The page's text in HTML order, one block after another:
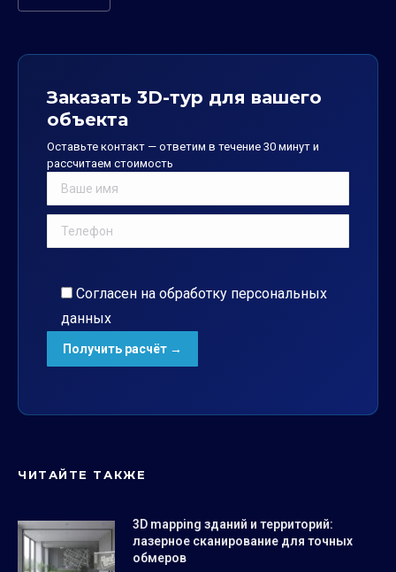
Заказать 3D-тур для вашего
объекта
Оставьте контакт — ответим в течение 30 минут и
рассчитаем стоимость
Согласен на обработку персональных
данных
ЧИТАЙТЕ ТАКЖЕ
3D mapping зданий и территорий:
лазерное сканирование для точных
обмеров